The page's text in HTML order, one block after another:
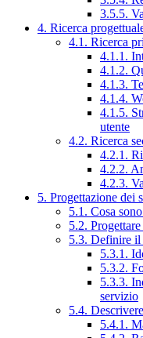
3.5.5.
4. Ricerca
4.1. Ricerca
4.1.1.
4.1.2.
4.1.3.
4.1.4.
4.1.5.
utente
4.2. Ricerca
4.2.1.
4.2.2.
4.2.3.
5. Progettazione dei
5.1. Cosa
5.2.
5.3. Definire
5.3.1.
5.3.2.
5.3.3.
servizio
5.4.
5.4.1.